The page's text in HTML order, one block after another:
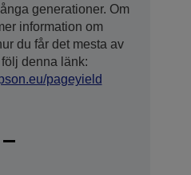
generationer. Om
information om
du får det mesta av
denna länk:
pageyield